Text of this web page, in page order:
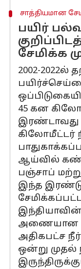
சாத்தியமான
பயிர்
சேமிக்க
2002-
45 கன
இரண்டாவது
கிலோமீட்டர்
ஆய்வில்
பஞ்சாப்
இந்த
இந்தியாவின்
அணையான
அதிகபட்ச
ஒன்று முதல்